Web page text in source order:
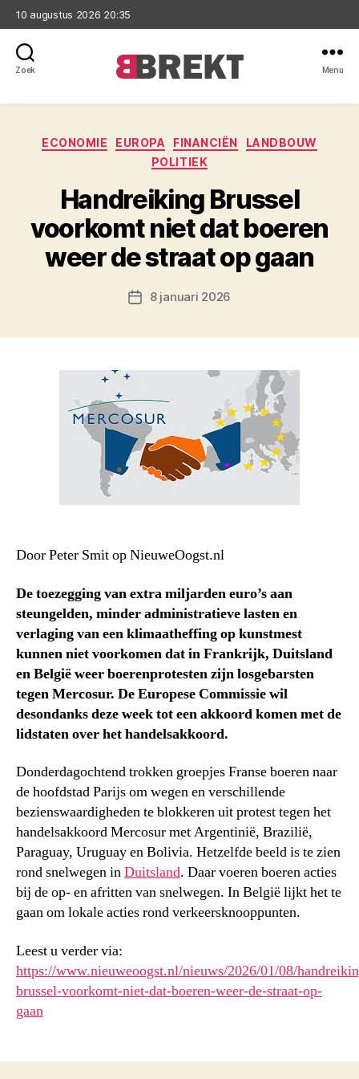
10 augustus 2026 20:35
Zoek Menu
Categorieën
ECONOMIE EUROPA FINANCIËN
LANDBOUW
POLITIEK
Handreiking Brussel
voorkomt niet dat boeren
weer de straat op gaan
Berichtdatum
8 januari 2026
Door Peter Smit op NieuweOogst.nl
De toezegging van extra miljarden euro’s aan
steungelden, minder administratieve lasten en
verlaging van een klimaatheffing op kunstmest
kunnen niet voorkomen dat in Frankrijk, Duitsland
en België weer boerenprotesten zijn losgebarsten
tegen Mercosur. De Europese Commissie wil
desondanks deze week tot een akkoord komen met de
lidstaten over het handelsakkoord.
Donderdagochtend trokken groepjes Franse boeren naar
de hoofdstad Parijs om wegen en verschillende
bezienswaardigheden te blokkeren uit protest tegen het
handelsakkoord Mercosur met Argentinië, Brazilië,
Paraguay, Uruguay en Bolivia. Hetzelfde beeld is te zien
rond snelwegen inDuitsland. Daar voeren boeren acties
bij de op- en afritten van snelwegen. In België lijkt het te
gaan om lokale acties rond verkeersknooppunten.
Leest u verder via:
https://www.nieuweoogst.nl/nieuws/2026/01/08/
brussel-voorkomt-niet-dat-boeren-weer-de-straat-op-
gaan